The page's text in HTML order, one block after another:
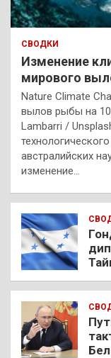
СВОДКИ
Изменение
мирового
Nature Climate
вылов рыбы на
Lambarri /
австралийских
изменение…